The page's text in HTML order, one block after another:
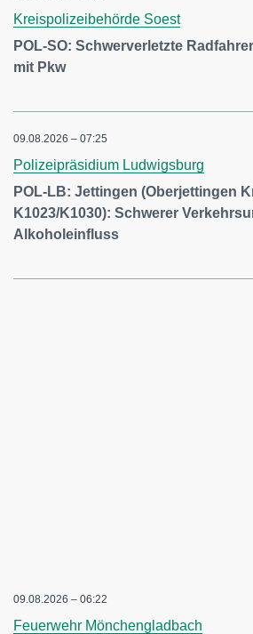
Kreispolizeibehörde Soest
POL-SO: Schwerverletzte
mit Pkw
09.08.2026 – 07:25
Polizeipräsidium Ludwigsburg
POL-LB: Jettingen (Oberjettingen
K1023/K1030): Schwerer
Alkoholeinfluss
09.08.2026 – 06:22
Feuerwehr Mönchengladbach